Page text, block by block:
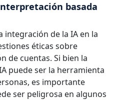
basada
integración de la IA en la
éticas sobre
de cuentas. Si bien la
puede ser la herramienta
es importante
ser peligrosa en algunos